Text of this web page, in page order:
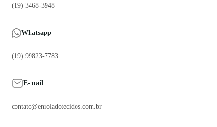
(19) 3468-3948
Whatsapp
(19) 99823-7783
E-mail
contato@enroladotecidos.com.br